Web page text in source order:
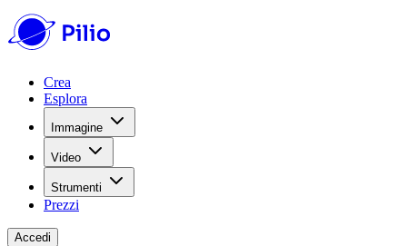
Crea
Esplora
Immagine
Video
Strumenti
Prezzi
Accedi